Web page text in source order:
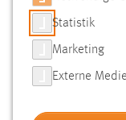
Relevanz:
und Gesundheit
Externe